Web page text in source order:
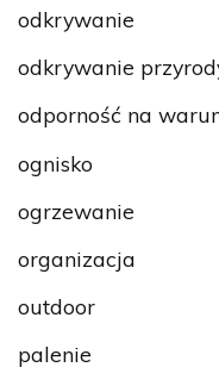
odkrywanie
odkrywanie
odporność na
ognisko
ogrzewanie
organizacja
outdoor
palenie